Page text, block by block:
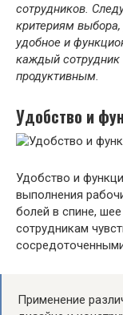
сотрудников.
критериям
удобное и
каждый
продуктивным.
Удобство и
Удобство и
выполнения
болей в спине,
сотрудникам
Применение